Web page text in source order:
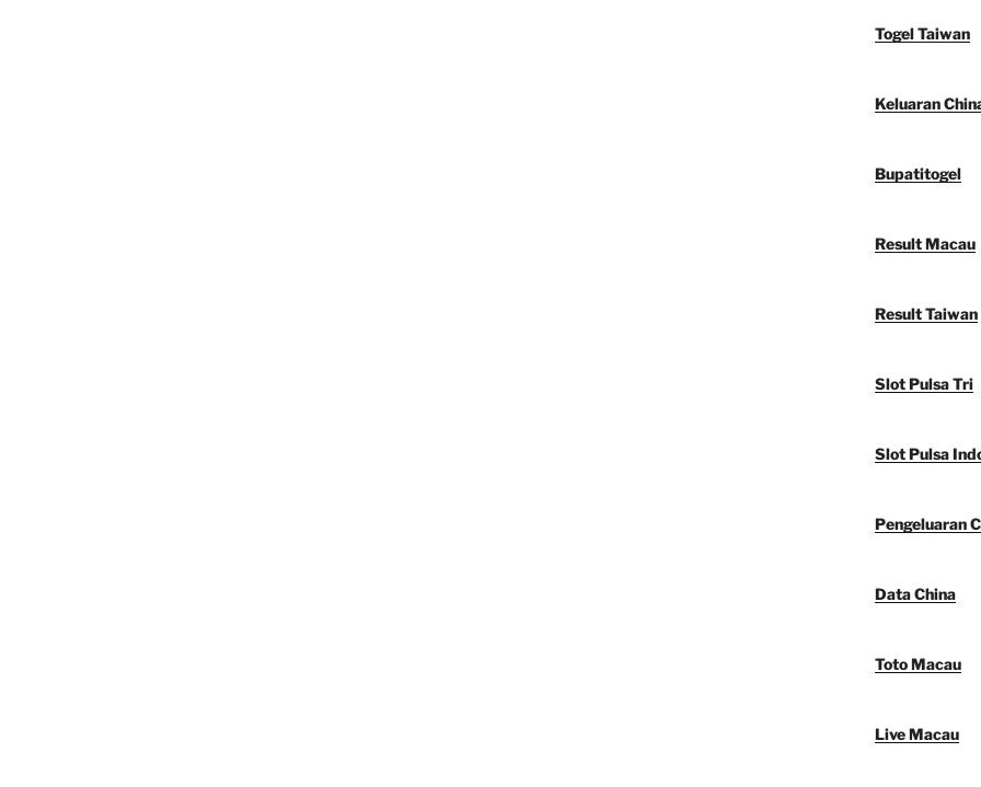
Togel Taiwan
Keluaran
Bupatitogel
Result Macau
Result Taiwan
Slot Pulsa Tri
Slot Pulsa
Pengeluaran
Data China
Toto Macau
Live Macau